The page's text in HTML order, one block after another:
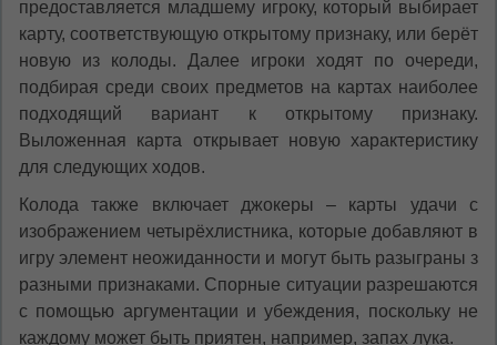
предоставляется младшему игроку, который выбирает
карту, соответствующую открытому признаку, или берёт
новую из колоды. Далее игроки ходят по очереди,
подбирая среди своих предметов на картах наиболее
подходящий вариант к открытому признаку.
Выложенная карта открывает новую характеристику
для следующих ходов.
Колода также включает джокеры – карты удачи с
изображением четырёхлистника, которые добавляют в
игру элемент неожиданности и могут быть разыграны з
разными признаками. Спорные ситуации разрешаются
с помощью аргументации и убеждения, поскольку не
каждому может быть приятен, например, запах лука.